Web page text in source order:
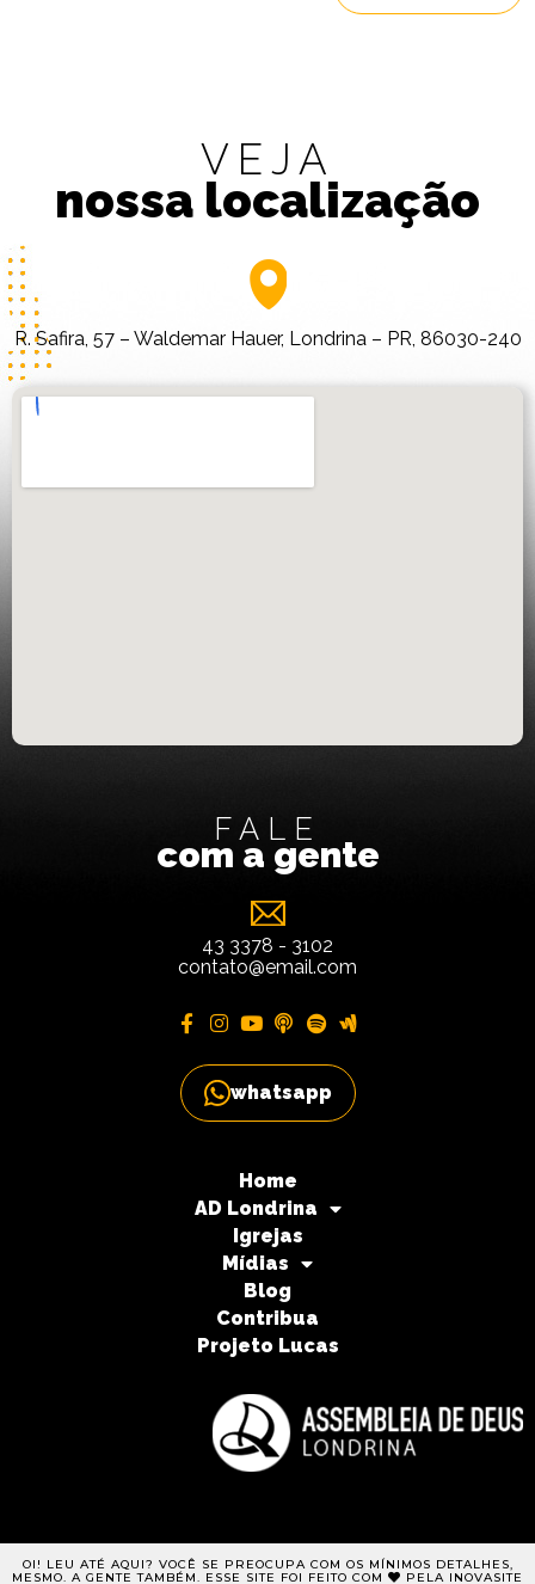
VEJA
nossa localização
R. Safira, 57 – Waldemar Hauer, Londrina – PR, 86030-240
FALE
com a gente
43 3378 - 3102
contato@email.com
whatsapp
Home
AD Londrina
Igrejas
Mídias
Blog
Contribua
Projeto Lucas
OI! LEU ATÉ AQUI? VOCÊ SE PREOCUPA COM OS MÍNIMOS DETALHES,
MESMO. A GENTE TAMBÉM. ESSE SITE FOI FEITO COM
PELA INOVASITE